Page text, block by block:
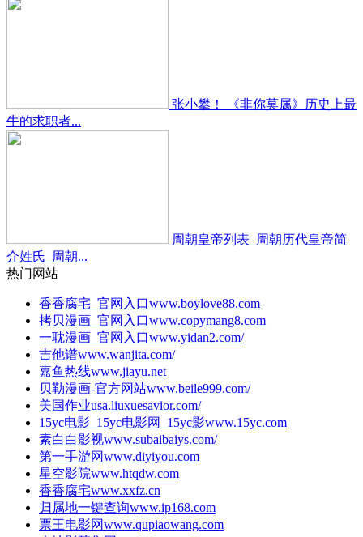
张小攀！ 《非你莫属》历史上最
牛的求职者...
周朝皇帝列表_周朝历代皇帝简
介姓氏_周朝...
热门网站
香香腐宅_官网入口www.boylove88.com
拷贝漫画_官网入口www.copymang8.com
一耽漫画_官网入口www.yidan2.com/
吉他谱www.wanjita.com/
嘉鱼热线www.jiayu.net
贝勒漫画-官方网站www.beile999.com/
美国作业usa.liuxuesavior.com/
15yc电影_15yc电影网_15yc影www.15yc.com
素白白影视www.subaibaiys.com/
第一手游网www.diyiyou.com
星空影院www.htqdw.com
香香腐宅www.xxfz.cn
归属地一键查询www.ip168.com
票王电影网www.qupiaowang.com